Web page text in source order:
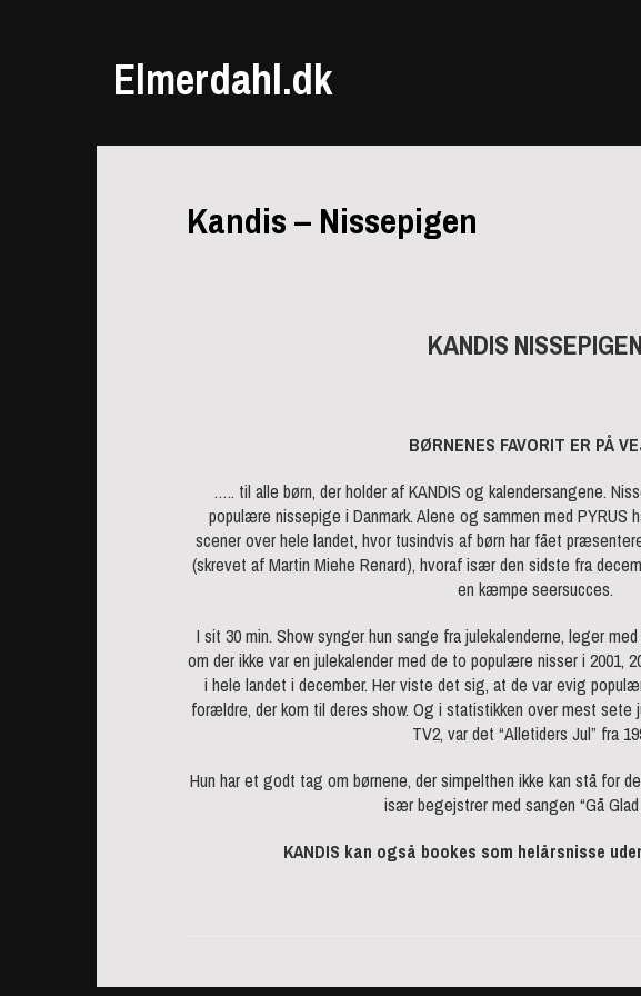
Elmerdahl.dk
Kandis – Nissepigen
KANDIS NISSEPIGEN
BØRNENES FAVORIT ER PÅ
….. til alle børn, der holder af KANDIS og kalendersangene.
populære nissepige i Danmark. Alene og sammen med PYRUS
scener over hele landet, hvor tusindvis af børn har fået
(skrevet af Martin Miehe Renard), hvoraf især den sidste fra
en kæmpe seersucces.
I sit 30 min. Show synger hun sange fra julekalenderne, leger
om der ikke var en julekalender med de to populære nisser i 2001,
i hele landet i december. Her viste det sig, at de var evig
forældre, der kom til deres show. Og i statistikken over mest sete
TV2, var det “Alletiders Jul” fra
Hun har et godt tag om børnene, der simpelthen ikke kan stå for
især begejstrer med sangen “Gå Glad
KANDIS kan også bookes som helårsnisse